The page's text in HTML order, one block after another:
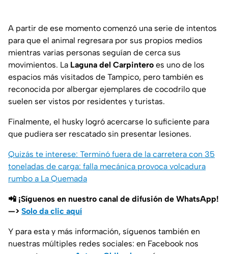
A partir de ese momento comenzó una serie de intentos
para que el animal regresara por sus propios medios
mientras varias personas seguían de cerca sus
movimientos. La Laguna del Carpintero es uno de los
espacios más visitados de Tampico, pero también es
reconocida por albergar ejemplares de cocodrilo que
suelen ser vistos por residentes y turistas.
Finalmente, el husky logró acercarse lo suficiente para
que pudiera ser rescatado sin presentar lesiones.
Quizás te interese: Terminó fuera de la carretera con 35
toneladas de carga: falla mecánica provoca volcadura
rumbo a La Quemada
📲 ¡Síguenos en nuestro canal de difusión de WhatsApp!
—> Solo da clic aquí
Y para esta y más información, síguenos también en
nuestras múltiples redes sociales: en Facebook nos